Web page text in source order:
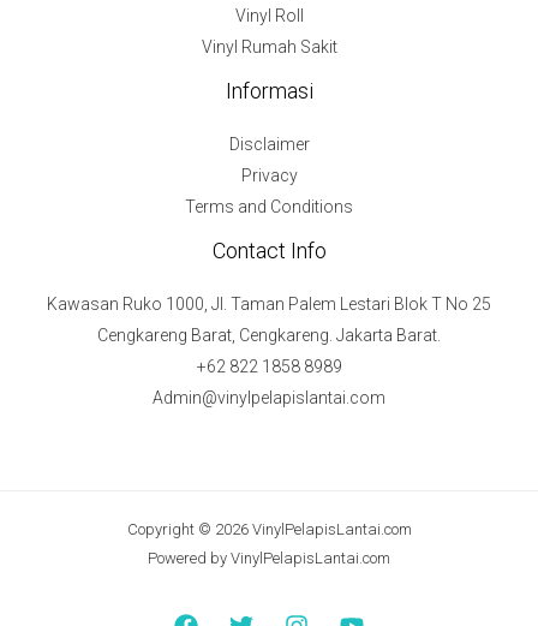
Vinyl Roll
Vinyl Rumah Sakit
Informasi
Disclaimer
Privacy
Terms and Conditions
Contact Info
Kawasan Ruko 1000, Jl. Taman Palem Lestari Blok T No 25
Cengkareng Barat, Cengkareng. Jakarta Barat.
+62 822 1858 8989
Admin@vinylpelapislantai.com
Copyright © 2026 VinylPelapisLantai.com
Powered by VinylPelapisLantai.com